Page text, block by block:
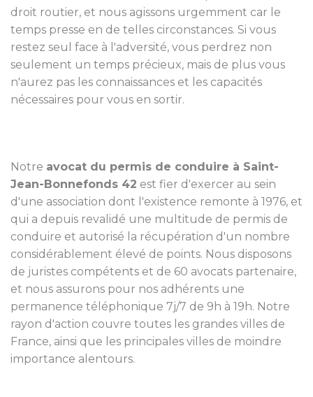
droit routier, et nous agissons urgemment car le
temps presse en de telles circonstances. Si vous
restez seul face à l'adversité, vous perdrez non
seulement un temps précieux, mais de plus vous
n'aurez pas les connaissances et les capacités
nécessaires pour vous en sortir.
Notre avocat du permis de conduire à Saint-
Jean-Bonnefonds 42 est fier d'exercer au sein
d'une association dont l'existence remonte à 1976, et
qui a depuis revalidé une multitude de permis de
conduire et autorisé la récupération d'un nombre
considérablement élevé de points. Nous disposons
de juristes compétents et de 60 avocats partenaire,
et nous assurons pour nos adhérents une
permanence téléphonique 7j/7 de 9h à 19h. Notre
rayon d'action couvre toutes les grandes villes de
France, ainsi que les principales villes de moindre
importance alentours.